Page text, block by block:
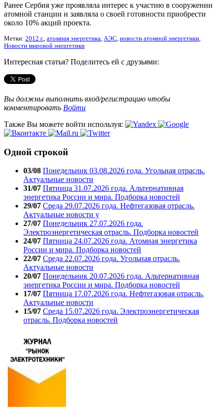
Ранее Сербия уже проявляла интерес к участию в сооружении
атомной станции и заявляла о своей готовности приобрести
около 10% акций проекта.
Метки: 2012 г., атомная энергетика, АЭС, новости атомной энергетики,
Новости мировой энергетики
Интересная статья? Поделитесь ей с друзьями:
Вы должны выполнить вход/регистрацию чтобы
комментировать Войти
Также Вы можете войти используя:
Одной строкой
03/08 Понедельник 03.08.2026 года. Угольная отрасль.
Актуальные новости
31/07 Пятница 31.07.2026 года. Альтернативная
энергетика России и мира. Подборка новостей
29/07 Среда 29.07.2026 года. Нефтегазовая отрасль.
Актуальные новости у
27/07 Понедельник 27.07.2026 года.
Электроэнергетическая отрасль. Подборка новостей
24/07 Пятница 24.07.2026 года. Атомная энергетика
России и мира. Подборка новостей
22/07 Среда 22.07.2026 года. Угольная отрасль.
Актуальные новости
20/07 Понедельник 20.07.2026 года. Альтернативная
энергетика России и мира. Подборка новостей
17/07 Пятница 17.07.2026 года. Нефтегазовая отрасль.
Актуальные новости
15/07 Среда 15.07.2026 года. Электроэнергетическая
отрасль. Подборка новостей